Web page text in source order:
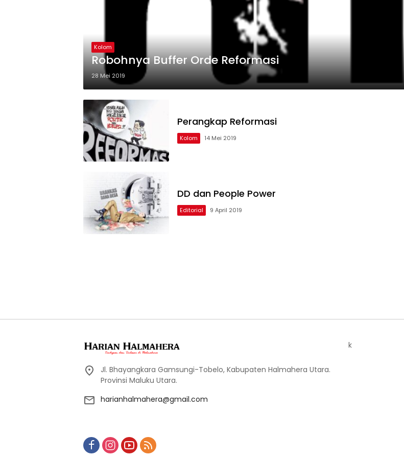
Kolom
Robohnya Buffer Orde Reformasi
28 Mei 2019
Perangkap Reformasi
Kolom 14 Mei 2019
DD dan People Power
Editorial 9 April 2019
Jl. Bhayangkara Gamsungi-Tobelo, Kabupaten Halmahera Utara.
Provinsi Maluku Utara.
harianhalmahera@gmail.com
k